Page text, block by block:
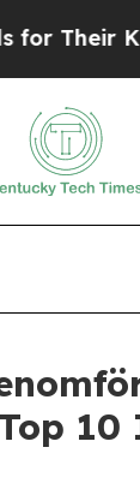
Kids.
10